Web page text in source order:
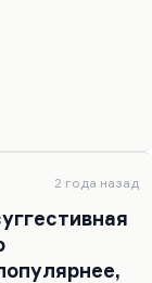
полностью
себе
молчали.
2 года назад